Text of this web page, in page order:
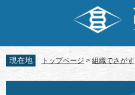
先
頭
で
を
飛
ば
現在地 トップページ > 組織でさがす